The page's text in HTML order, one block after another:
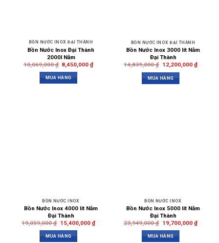
BỒN NƯỚC INOX ĐẠI THÀNH
Bồn Nước Inox Đại Thành
2000l Nằm
10,069,000₫ 8,450,000₫
MUA HÀNG
BỒN NƯỚC INOX ĐẠI THÀNH
Bồn Nước Inox 3000 lít Nằm
Đại Thành
14,839,000₫ 12,200,000 ₫
MUA HÀNG
BỒN NƯỚC INOX
Bồn Nước Inox 4000 lít Nằm
Đại Thành
19,059,000₫ 15,400,000 ₫
MUA HÀNG
BỒN NƯỚC INOX
Bồn Nước Inox 5000 lít Nằm
Đại Thành
23,949,000₫ 19,700,000 ₫
MUA HÀNG